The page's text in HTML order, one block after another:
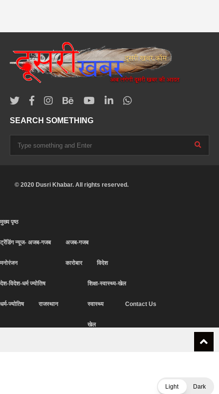
SEARCH SOMETHING
© 2020 Dusri Khabar. All rights reserved.
मुख्य पृष्ठ
ट्रेंडिंग न्यूज- अजब-गजब
मनोरंजन
अजब-गजब
कारोबार विदेश
देश-विदेश-धर्म ज्योतिष
धर्म-ज्योतिष राजस्थान
शिक्षा-स्वास्थ्य-खेल
स्वास्थ्य
खेल
Contact Us
Light Dark